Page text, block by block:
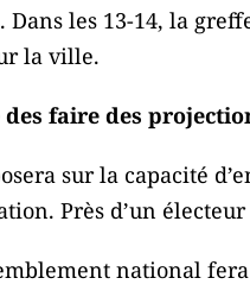
Dans les 13-14, la
la ville.
faire des
sur la capacité
Près d’un
national